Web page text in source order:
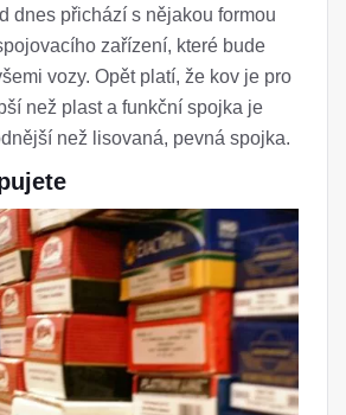
dnes přichází s nějakou formou
zařízení, které bude
vozy. Opět platí, že kov je pro
než plast a funkční spojka je
než lisovaná, pevná spojka.